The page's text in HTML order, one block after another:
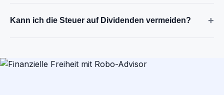
Kann ich die Steuer auf Dividenden vermeiden? +